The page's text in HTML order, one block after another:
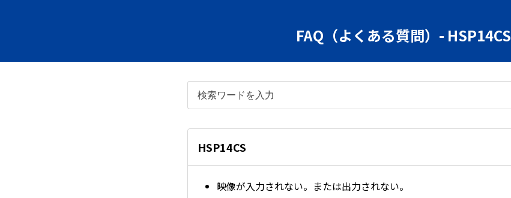
FAQ（よくある質問）- HSP14CS
HSP14CS
映像が入力されない。または出力されない。